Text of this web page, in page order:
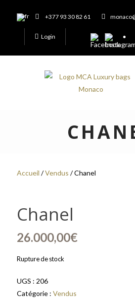
+377 93 30 82 61
Login
Accueil /Vendus / Chanel
Chanel
26.000,00€
Rupture de stock
UGS : 206
Catégorie : Vendus